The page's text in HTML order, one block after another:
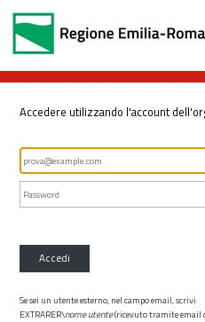
Accedere utilizzando l'account
Accedi
Se sei un utente esterno, nel campo email, scrivi
EXTRARER\nome utente(ricevuto tramite email